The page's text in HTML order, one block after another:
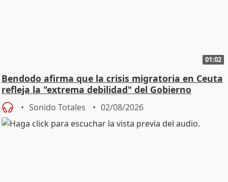
01:02
Bendodo afirma que la crisis migratoria en Ceuta
refleja la "extrema debilidad" del Gobierno
Sonido Totales 02/08/2026